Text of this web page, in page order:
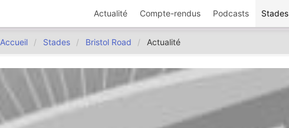
Actualité Compte-rendus Podcasts Stades
Accueil Stades Bristol Road Actualité